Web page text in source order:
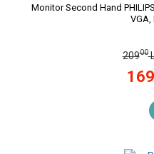
Monitor Second Hand
VGA,
20900
169